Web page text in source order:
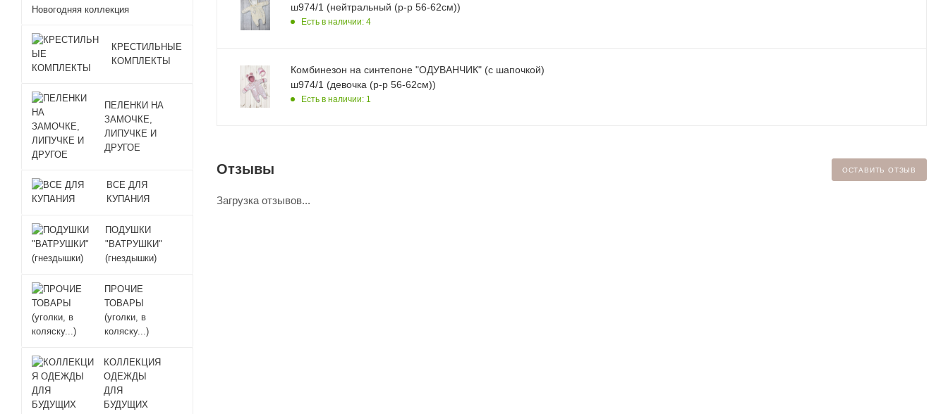
ш974/1 (нейтральный (р-р 56-62см))
Есть в наличии: 4
Комбинезон на синтепоне "ОДУВАНЧИК" (с шапочкой)
ш974/1 (девочка (р-р 56-62см))
Есть в наличии: 1
Отзывы ОСТАВИТЬ ОТЗЫВ
Загрузка отзывов...
Новогодняя коллекция
КРЕСТИЛЬНЫЕ
КОМПЛЕКТЫ
ПЕЛЕНКИ НА
ЗАМОЧКЕ,
ЛИПУЧКЕ И
ДРУГОЕ
ВСЕ ДЛЯ
КУПАНИЯ
ПОДУШКИ
"ВАТРУШКИ"
(гнездышки)
ПРОЧИЕ
ТОВАРЫ
(уголки, в
коляску...)
КОЛЛЕКЦИЯ
ОДЕЖДЫ
ДЛЯ
БУДУЩИХ